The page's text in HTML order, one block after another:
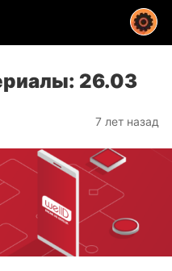
26.03
7 лет назад